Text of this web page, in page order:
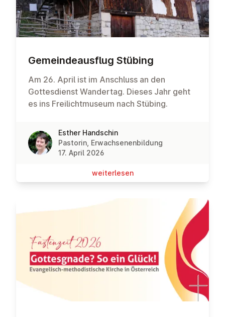
Ge­mein­de­aus­flug Stübing
Am 26. April ist im Anschluss an den
Gottesdienst Wandertag. Dieses Jahr geht
es ins Freilichtmuseum nach Stübing.
Esther Handschin
Pastorin, Erwachsenenbildung
17. April 2026
wei­ter­le­sen